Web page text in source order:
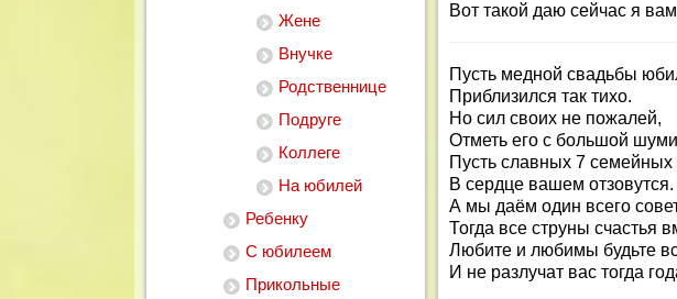
Жене
Внучке
Родственнице
Подруге
Коллеге
На юбилей
Ребенку
С юбилеем
Прикольные
Вот такой даю сейчас я вам
Пусть медной свадьбы
Приблизился так тихо.
Но сил своих не пожалей,
Отметь его с большой
Пусть славных 7 семейных
В сердце вашем отзовутся.
А мы даём один всего
Тогда все струны счастья
Любите и любимы будьте
И не разлучат вас тогда